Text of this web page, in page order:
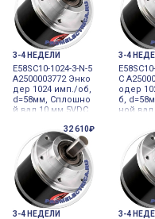
3-4 НЕДЕЛИ
E58SC10-1024-3-N-5
A2500003772 Энко
дер 1024 имп./об,
d=58мм, Сплошно
й вал 10 мм 5VDC
3-4
C
одер
б,
ной
32 610₽
3-4 НЕДЕЛИ 3-4